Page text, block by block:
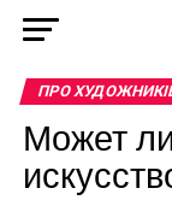
ПРО
Может